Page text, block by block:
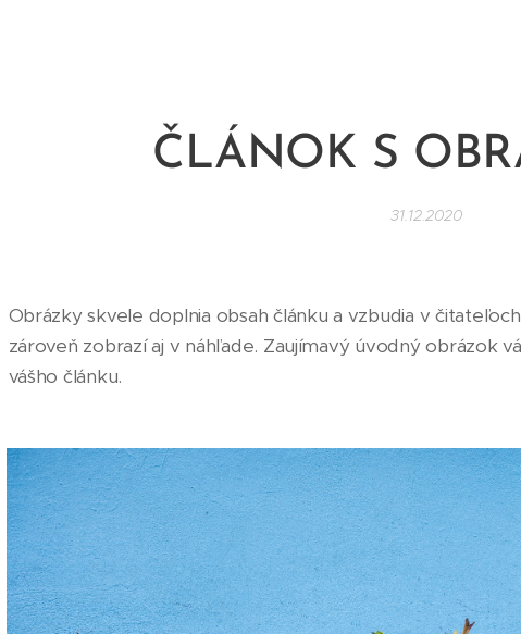
ČLÁNOK S
31.12.2020
Obrázky skvele doplnia obsah článku a vzbudia v
zároveň zobrazí aj v náhľade. Zaujímavý úvodný obrázok
vášho článku.